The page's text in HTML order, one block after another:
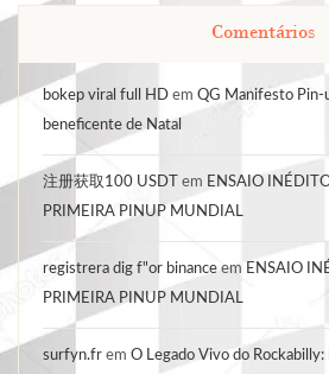
Comentários
bokep viral full HD em QG Manifesto Pin-
beneficente de Natal
注册获取100 USDT em ENSAIO
PRIMEIRA PINUP MUNDIAL
registrera dig f"or binance em ENSAIO
PRIMEIRA PINUP MUNDIAL
surfyn.fr em O Legado Vivo do